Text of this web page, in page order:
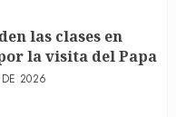
las clases en
la visita del Papa
2026